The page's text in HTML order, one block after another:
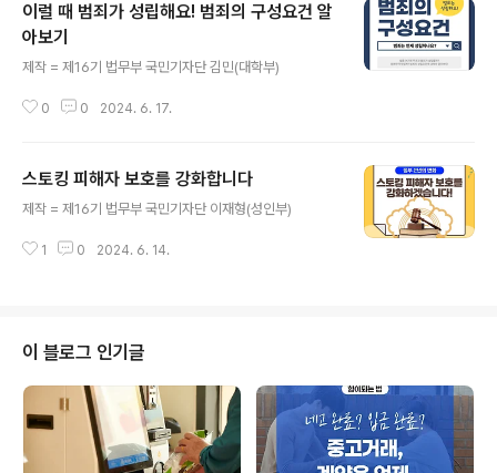
이럴 때 범죄가 성립해요! 범죄의 구성요건 알
아보기
제작 = 제16기 법무부 국민기자단 김민(대학부)
0 0 2024. 6. 17.
스토킹 피해자 보호를 강화합니다
제작 = 제16기 법무부 국민기자단 이재형(성인부)
1 0 2024. 6. 14.
이 블로그 인기글